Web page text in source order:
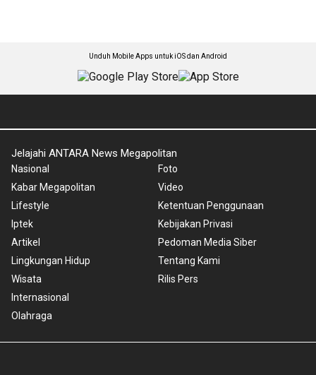
Unduh Mobile Apps untuk iOS dan Android
Jelajahi ANTARA News Megapolitan
Nasional
Kabar Megapolitan
Lifestyle
Iptek
Artikel
Lingkungan Hidup
Wisata
Internasional
Olahraga
Foto
Video
Ketentuan Penggunaan
Kebijakan Privasi
Pedoman Media Siber
Tentang Kami
Rilis Pers